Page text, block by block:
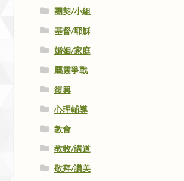
團契/小組
基督/耶穌
婚姻/家庭
屬靈爭戰
復興
心理輔導
教會
教牧/講道
敬拜/讚美